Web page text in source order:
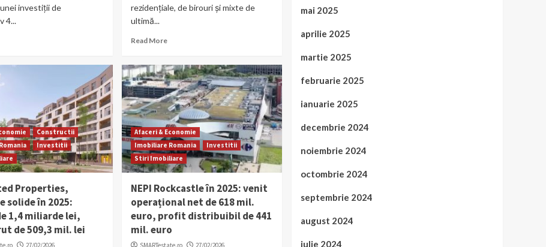
investiții de
4...
rezidențiale, de birouri și mixte de
ultimă...
Read More
Constructii
Investitii
Properties,
solide în 2025:
1,4 miliarde lei,
de 509,3 mil. lei
27/02/2026
Afaceri & Economie
Imobiliare Romania
Investitii
Stiri Imobiliare
NEPI Rockcastle în 2025: venit
operațional net de 618 mil.
euro, profit distribuibil de 441
mil. euro
SMARTestate.ro 27/02/2026
mai 2025
aprilie 2025
martie 2025
februarie 2025
ianuarie 2025
decembrie 2024
noiembrie 2024
octombrie 2024
septembrie 2024
august 2024
iulie 2024